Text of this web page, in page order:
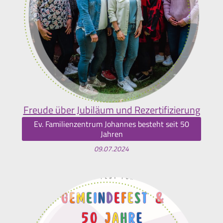
Freude über Jubiläum und Rezertifizierung
Ev. Familienzentrum Johannes besteht seit 50
Jahren
09.07.2024